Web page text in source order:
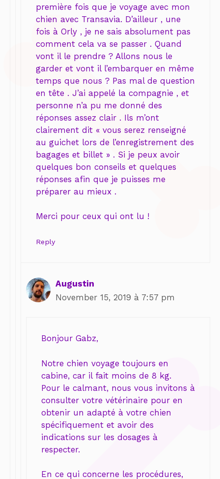
première fois que je voyage avec mon
chien avec Transavia. D’ailleur , une
fois à Orly , je ne sais absolument pas
comment cela va se passer . Quand
vont il le prendre ? Allons nous le
garder et vont il l’embarquer en même
temps que nous ? Pas mal de question
en tête . J’ai appelé la compagnie , et
personne n’a pu me donné des
réponses assez clair . Ils m’ont
clairement dit « vous serez renseigné
au guichet lors de l’enregistrement des
bagages et billet » . Si je peux avoir
quelques bon conseils et quelques
réponses afin que je puisses me
préparer au mieux .
Merci pour ceux qui ont lu !
Reply
Augustin
November 15, 2019 à 7:57 pm
Bonjour Gabz,
Notre chien voyage toujours en
cabine, car il fait moins de 8 kg.
Pour le calmant, nous vous invitons à
consulter votre vétérinaire pour en
obtenir un adapté à votre chien
spécifiquement et avoir des
indications sur les dosages à
respecter.
En ce qui concerne les procédures,